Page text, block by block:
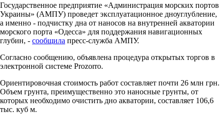
Государственное предприятие «Администрация морских портов
Украины» (АМПУ) проведет эксплуатационное дноуглубление,
а именно - подчистку дна от наносов на внутренней акватории
морского порта «Одесса» для поддержания навигационных
глубин, - сообщила пресс-служба АМПУ.
Согласно сообщению, объявлена процедура открытых торгов в
электронной системе Prozorro.
Ориентировочная стоимость работ составляет почти 26 млн грн.
Объем грунта, преимущественно это наносные грунты, от
которых необходимо очистить дно акватории, составляет 106,6
тыс. куб м.